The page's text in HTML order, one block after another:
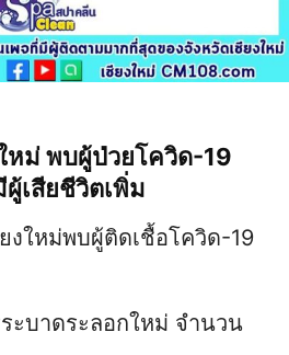
หม่ พบผู้ป่วยโควิด-19
เสียชีวิตเพิ่ม
งใหม่พบผู้ติดเชื้อโควิด-19
ะบาดระลอกใหม่ จำนวน